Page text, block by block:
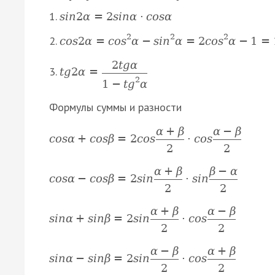
1.sin2α = 2sinα · cosα
2.cos2α = cos2α − sin 2α = 2cos2α − 1 =
3. tg2α =
2tgα
1 − tg2α
Формулы суммы и разности
cosα + cosβ = 2cos
α + β
2
· cos
α − β
2
cosα − cosβ = 2sin
α + β
2
· sin
β − α
2
sinα + sinβ = 2sin
α + β
2
· cos
α − β
2
sinα − sinβ = 2sin
α − β
2
· cos
α + β
2